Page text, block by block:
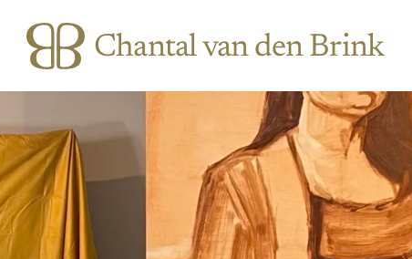
Chantal van den Brink